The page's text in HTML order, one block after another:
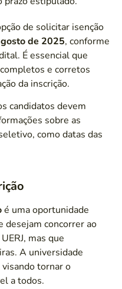
de solicitar isenção
de 2025, conforme
É essencial que
e corretos
da inscrição.
candidatos devem
sobre as
como datas das
é uma oportunidade
desejam concorrer ao
mas que
A universidade
visando tornar o
a todos.